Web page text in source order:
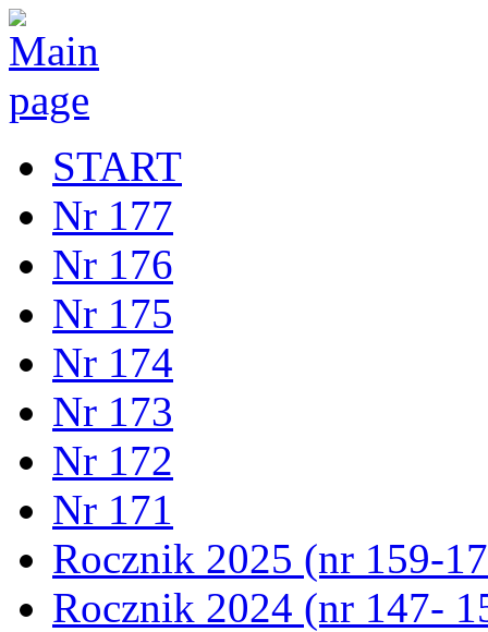
START
Nr 177
Nr 176
Nr 175
Nr 174
Nr 173
Nr 172
Nr 171
Rocznik 2025 (nr 159-
Rocznik 2024 (nr 147-